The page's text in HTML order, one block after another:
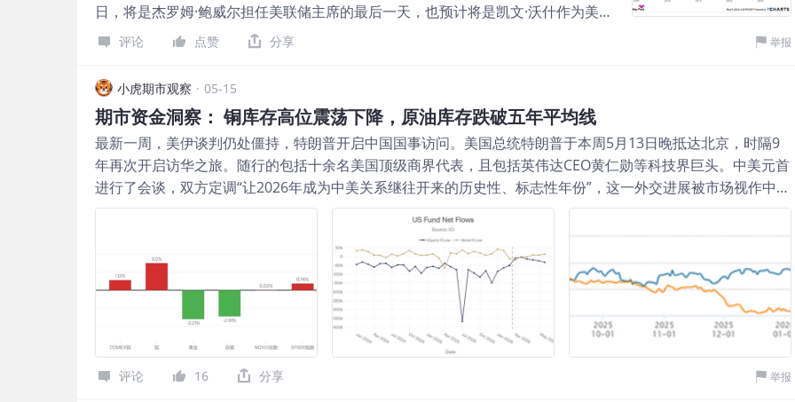
日，将是杰罗姆·鲍威尔担任美联储主席的最后一天，也预计将是凯文·沃什作为美联
储主席开始首个任期的日子。沃什曾在美联储理事会任职五年(2006年2月24日至
位带来了重要经验。 但由沃什领导的美联储将给这家央行带来变化——这些变化可
能威胁到近日在AI算力牛市叙事驱动之下屡创历史新高点位的道琼斯工业平均指数、
标普500指数以及纳斯达克综合指数。 对金融市场而言，沃什主导的推动美联储资产
负债表去杠杆以及是重新定义或重塑美联储对通胀的分析框架这两项改革举措的共同
效果，是提高高估值资产的折现率压力。 由于通胀仍高、能源冲击未平息、就业尚
具韧性，新任主席很难快速转向降息;但若他同时推进缩表、弱化过度前瞻指引、强
化价格稳定优先级，市场将逐步从“鲍威尔时代的降息预期交易”转向“沃什时代的期限
溢价与通胀可信度交易”。这对美国债市则意味着10年及以上长期限收益率更难快速
下行，进而对全球股票市场等风险资产而言意味着估值扩张空间受限;对美元则可能
形成阶段性支撑。 凯文·沃什打算为美联储资产负债表去杠杆 沃什的核心改革方向包
括资产负债表、通胀分析和央行内部技术/货币政策文化变革，但这些变化大概率会
是渐进式推进。 可以说，沃什对这家全球最大规模中央银行的长期批评声音，是其
资产负债表愈发膨胀。从2008年8月至2022年3月，美联储中央银行持有的总资产规
模增长了约十倍，至接近9万亿美元。尽管此前一轮(现已结束的)量化紧缩周期帮助这
一数字降至截至2026年5月6日的6.7万亿美元，但鲍威尔的继任者明显希望大幅
评论 点赞 分享 举报
小虎期市观察 · 05-15
期市资金洞察： 铜库存高位震荡下降，原油库存跌破五年平均线
最新一周，美伊谈判仍处僵持，特朗普开启中国国事访问。美国总统特朗普于本周5月13日晚抵达北京，时隔9
年再次开启访华之旅。随行的包括十余名美国顶级商界代表，且包括英伟达CEO黄仁勋等科技界巨头。中美元首
进行了会谈，双方定调“让2026年成为中美关系继往开来的历史性、标志性年份”，这一外交进展被市场视作中美
关系迎来“新定位”，极大提振了全球市场的风险偏好。 截至2026年5月15日下午2点，本周重点资产涨跌幅情况
如下： 在宏观预期反复摇摆的环境下，单纯观察价格波动已不足以把握资产运行主线。相较之下，库存变化更
能刻画实体供需，资金流向更能反映配置偏好。因此，不妨从库存与资金两个维度，统一观察美股、美债、原
油、铜、铝及金银的最新变化。 1.股基流出与债基流入双双扩大 根据ICI的最新数据显示： ICI简介
（Investment Company Institute，美国投资公司协会）成立于1940年，是美国基金行业最核心的协会机构之
一，其资金流数据在市场上被广泛视为观察美国公募基金申赎变化的权威来源。 同时，ICI长期发布美国及全球
受监管基金资产和资金流统计，统计口径稳定、覆盖面广，也因此被券商、研究机构和财经媒体大量引用。 股
基资金净流出进一步扩大：截至2026年5月6日当周，美国股票型基金单周预计净流出326.2亿美元，延续此前连
续数周的净流出状态，说明权益类共同基金资金面仍然偏弱，市场风险偏好尚未出现明显修复。从边际变化来
评论 16 分享 举报